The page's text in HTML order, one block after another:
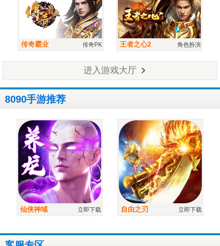
传奇霸业 传奇PK 王者之心2 角色扮演
进入游戏大厅
8090手游推荐
仙侠神域 立即下载 自由之刃 立即下载